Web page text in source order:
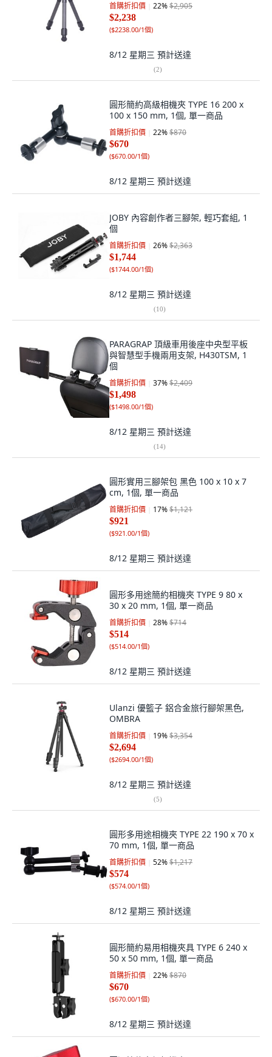
首購折扣價 22%$2,905
$2,238
($2238.00/1個)
8/12 星期三 預計送達
(2)
圓形簡約高級相機夾 TYPE 16 200 x
100 x 150 mm, 1個, 單一商品
首購折扣價 22%$870
$670
($670.00/1個)
8/12 星期三 預計送達
JOBY 內容創作者三腳架, 輕巧套組, 1
個
首購折扣價 26%$2,363
$1,744
($1744.00/1個)
8/12 星期三 預計送達
(10)
PARAGRAP 頂級車用後座中央型平板
與智慧型手機兩用支架, H430TSM, 1
個
首購折扣價 37%$2,409
$1,498
($1498.00/1個)
8/12 星期三 預計送達
(14)
圓形實用三腳架包 黑色 100 x 10 x 7
cm, 1個, 單一商品
首購折扣價 17%$1,121
$921
($921.00/1個)
8/12 星期三 預計送達
圓形多用途簡約相機夾 TYPE 9 80 x
30 x 20 mm, 1個, 單一商品
首購折扣價 28%$714
$514
($514.00/1個)
8/12 星期三 預計送達
Ulanzi 優籃子 鋁合金旅行腳架黑色,
OMBRA
首購折扣價 19%$3,354
$2,694
($2694.00/1個)
8/12 星期三 預計送達
(5)
圓形多用途相機夾 TYPE 22 190 x 70 x
70 mm, 1個, 單一商品
首購折扣價 52%$1,217
$574
($574.00/1個)
8/12 星期三 預計送達
圓形簡約易用相機夾具 TYPE 6 240 x
50 x 50 mm, 1個, 單一商品
首購折扣價 22%$870
$670
($670.00/1個)
8/12 星期三 預計送達